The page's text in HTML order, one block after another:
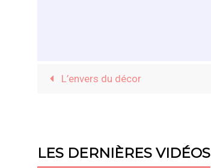
L’envers du décor
LES DERNIÈRES VIDÉOS